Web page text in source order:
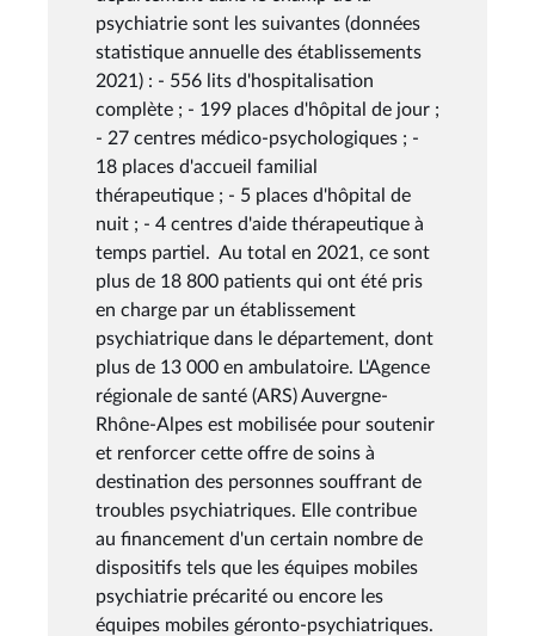
psychiatrie sont les suivantes (données
statistique annuelle des établissements
2021) : - 556 lits d'hospitalisation
complète ; - 199 places d'hôpital de jour ;
- 27 centres médico-psychologiques ; -
18 places d'accueil familial
thérapeutique ; - 5 places d'hôpital de
nuit ; - 4 centres d'aide thérapeutique à
temps partiel. Au total en 2021, ce sont
plus de 18 800 patients qui ont été pris
en charge par un établissement
psychiatrique dans le département, dont
plus de 13 000 en ambulatoire. L'Agence
régionale de santé (ARS) Auvergne-
Rhône-Alpes est mobilisée pour soutenir
et renforcer cette offre de soins à
destination des personnes souffrant de
troubles psychiatriques. Elle contribue
au financement d'un certain nombre de
dispositifs tels que les équipes mobiles
psychiatrie précarité ou encore les
équipes mobiles géronto-psychiatriques.